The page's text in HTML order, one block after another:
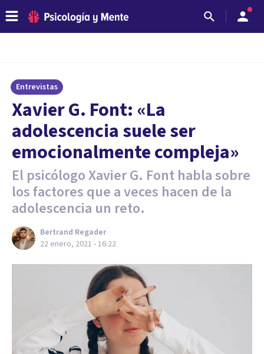
Entrevistas
Xavier G. Font: «La
adolescencia suele ser
emocionalmente compleja»
El psicólogo Xavier G. Font habla sobre
los factores que a veces hacen de la
adolescencia un reto.
Bertrand Regader
22 enero, 2021 - 16:22